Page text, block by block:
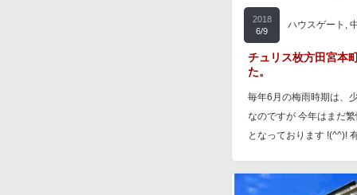
2018
6/9
ハウスゲート ,
チュリス枚方田宮本
た。
毎年6月の梅雨時期は、
なのですが 今年はまだ
となっております !(^^)!